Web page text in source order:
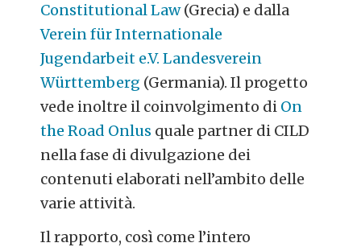
Constitutional Law(Grecia) e dalla
Verein für Internationale
Jugendarbeit e.V. Landesverein
Württemberg (Germania). Il progetto
vede inoltre il coinvolgimento di On
the Road Onlus quale partner di CILD
nella fase di divulgazione dei
contenuti elaborati nell’ambito delle
varie attività.
Il rapporto, così come l’intero